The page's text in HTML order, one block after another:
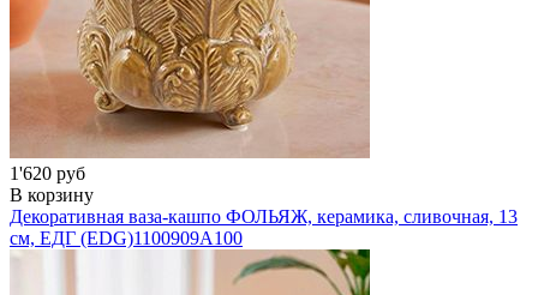
1'620 руб
В корзину
Декоративная ваза-кашпо ФОЛЬЯЖ, керамика, сливочная, 13
см, ЕДГ (EDG)1100909A100